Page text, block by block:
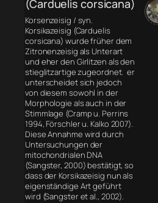
(Carduelis corsicana)
Korsenzeisig / syn.
Korsikazeisig (Carduelis
corsicana) wurde früher dem
Zitronenzeisig als Unterart
und eher den Girlitzen als den
stieglitzartige zugeordnet. er
unterscheidet sich jedoch
von diesem sowohl in der
Morphologie als auch in der
Stimmlage (Cramp u. Perrins
1994, Förschler u. Kalko 2007).
Diese Annahme wird durch
Untersuchungen der
mitochondrialen DNA
(Sangster, 2000) bestätigt, so
dass der Korsikazeisig nun als
eigenständige Art geführt
wird (Sangster et al., 2002).